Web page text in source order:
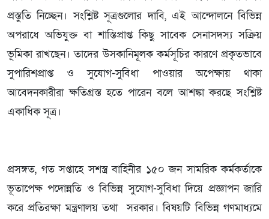
প্রস্তুতি নিচ্ছেন। সংশ্লিষ্ট সূত্রগুলোর দাবি, এই আন্দোলনে বিভিন্ন
অপরাধে অভিযুক্ত বা শাস্তিপ্রাপ্ত কিছু সাবেক সেনাসদস্য সক্রিয়
ভূমিকা রাখছেন। তাদের উসকানিমূলক কর্মসূচির কারণে প্রকৃতভাবে
সুপারিশপ্রাপ্ত ও সুযোগ-সুবিধা পাওয়ার অপেক্ষায় থাকা
আবেদনকারীরা ক্ষতিগ্রস্ত হতে পারেন বলে আশঙ্কা করছে সংশ্লিষ্ট
একাধিক সূত্র।
প্রসঙ্গত, গত সপ্তাহে সশস্ত্র বাহিনীর ১৫০ জন সামরিক কর্মকর্তাকে
ভূতাপেক্ষ পদোন্নতি ও বিভিন্ন সুযোগ-সুবিধা দিয়ে প্রজ্ঞাপন জারি
করে প্রতিরক্ষা মন্ত্রণালয় তথা সরকার। বিষয়টি বিভিন্ন গণমাধ্যমে